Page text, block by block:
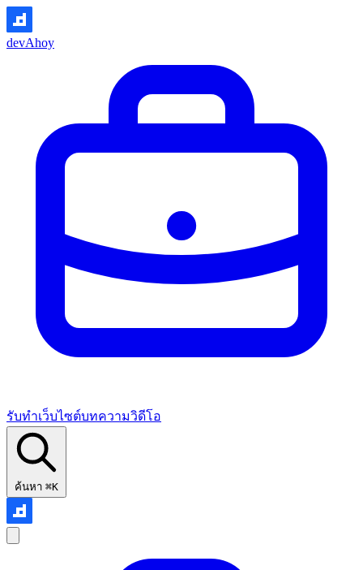
devAhoy
รับทำเว็บไซต์บทความวิดีโอ
ค้นหา ⌘K